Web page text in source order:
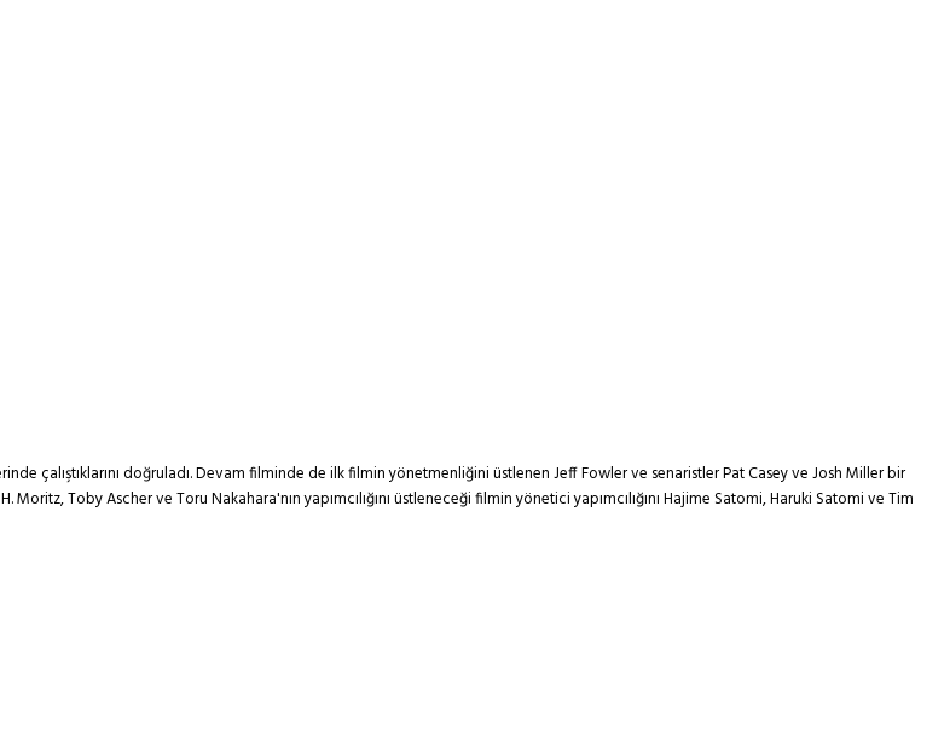
çalıştıklarını doğruladı. Devam filminde de ilk filmin yönetmenliğini üstlenen Jeff Fowler ve senaristler Pat Casey ve Josh Miller bir
Toby Ascher ve Toru Nakahara'nın yapımcılığını üstleneceği filmin yönetici yapımcılığını Hajime Satomi, Haruki Satomi ve Tim